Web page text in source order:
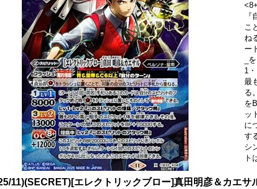
こ
ね
ー
_
1
最
る
を
ッ
に
す
シ
ト
11)(SECRET)[エレクトリックブロー]真田明彦＆カエサ